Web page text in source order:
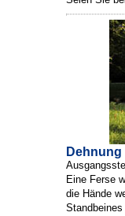
Dehnung
Eine Ferse
die Hände